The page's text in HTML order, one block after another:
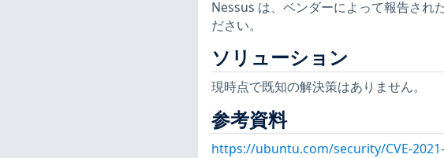
Nessus は、ベンダーによって報告され
ださい。
ソリューション
現時点で既知の解決策はありません。
参考資料
https://ubuntu.com/security/CVE-